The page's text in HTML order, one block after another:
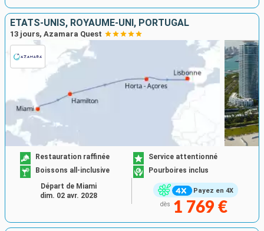
ÉTATS-UNIS, ROYAUME-UNI, PORTUGAL
13 jours, Azamara Quest
Payez en 4X
Restauration raffinée
Service attentionné
Boissons all-inclusive
Pourboires inclus
dès 1 769 €
Départ de Miami
dim. 02 avr. 2028